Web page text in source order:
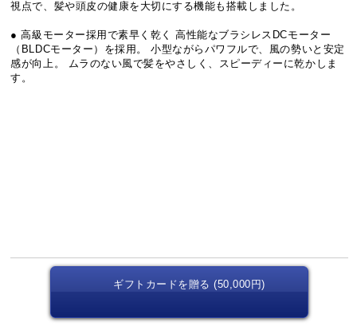
視点で、髪や頭皮の健康を大切にする機能も搭載しました。
● 高級モーター採用で素早く乾く 高性能なブラシレスDCモーター
（BLDCモーター）を採用。 小型ながらパワフルで、風の勢いと安定
感が向上。 ムラのない風で髪をやさしく、スピーディーに乾かしま
す。
ギフトカードを贈る (50,000円)